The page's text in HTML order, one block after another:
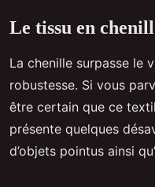
Le tissu en
La chenille surpasse le
robustesse. Si vous
être certain que ce
présente quelques
d’objets pointus ainsi